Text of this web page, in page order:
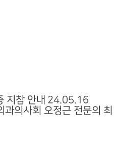
지참 안내 24.05.16
의사회 오정근 전문의 최